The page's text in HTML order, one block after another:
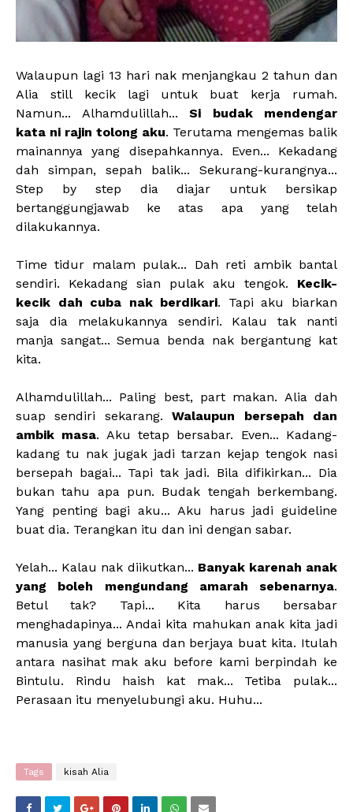
Walaupun lagi 13 hari nak menjangkau 2 tahun dan
Alia still kecik lagi untuk buat kerja rumah.
Namun... Alhamdulillah... Si budak mendengar
kata ni rajin tolong aku. Terutama mengemas balik
mainannya yang disepahkannya. Even... Kekadang
dah simpan, sepah balik... Sekurang-kurangnya...
Step by step dia diajar untuk bersikap
bertanggungjawab ke atas apa yang telah
dilakukannya.
Time tidur malam pulak... Dah reti ambik bantal
sendiri. Kekadang sian pulak aku tengok. Kecik-
kecik dah cuba nak berdikari. Tapi aku biarkan
saja dia melakukannya sendiri. Kalau tak nanti
manja sangat... Semua benda nak bergantung kat
kita.
Alhamdulillah... Paling best, part makan. Alia dah
suap sendiri sekarang.Walaupun bersepah dan
ambik masa. Aku tetap bersabar. Even... Kadang-
kadang tu nak jugak jadi tarzan kejap tengok nasi
bersepah bagai... Tapi tak jadi. Bila difikirkan... Dia
bukan tahu apa pun. Budak tengah berkembang.
Yang penting bagi aku... Aku harus jadi guideline
buat dia. Terangkan itu dan ini dengan sabar.
Yelah... Kalau nak diikutkan... Banyak karenah anak
yang boleh mengundang amarah sebenarnya.
Betul tak? Tapi... Kita harus bersabar
menghadapinya... Andai kita mahukan anak kita jadi
manusia yang berguna dan berjaya buat kita. Itulah
antara nasihat mak aku before kami berpindah ke
Bintulu. Rindu haish kat mak... Tetiba pulak...
Perasaan itu menyelubungi aku. Huhu...
Tags kisah Alia